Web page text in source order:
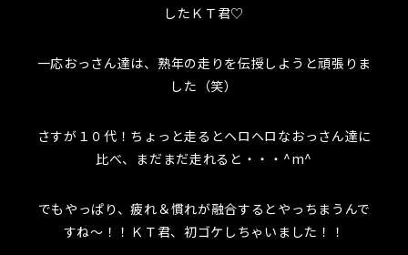
したＫＴ君♡
一応おっさん達は、熟年の走りを伝授しようと頑張りま
した（笑）
さすが１０代！ちょっと走るとヘロヘロなおっさん達に
比べ、まだまだ走れると・・・^m^
でもやっぱり、疲れ＆慣れが融合するとやっちまうんで
すね～！！ＫＴ君、初ゴケしちゃいました！！